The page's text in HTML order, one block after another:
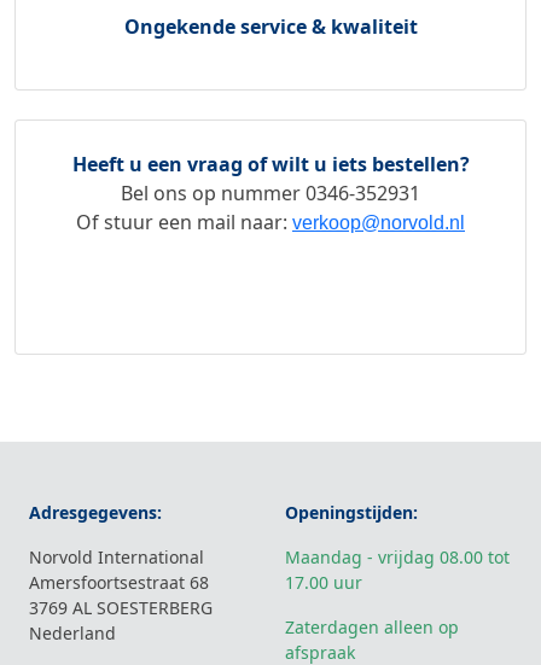
Ongekende service & kwaliteit
Heeft u een vraag of wilt u iets bestellen?
Bel ons op nummer0346-352931
Of stuur een mail naar: verkoop@norvold.nl
Adresgegevens:
Norvold International
Amersfoortsestraat 68
3769 AL SOESTERBERG
Nederland
Openingstijden:
Maandag - vrijdag 08.00 tot
17.00 uur
Zaterdagen alleen op
afspraak